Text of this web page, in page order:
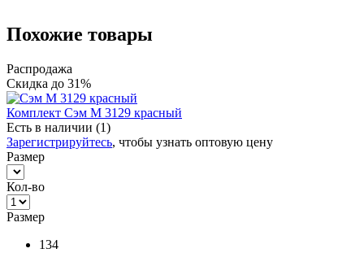
Похожие товары
Распродажа
Скидка до 31%
Комплект Сэм М 3129 красный
Есть в наличии (1)
Зарегистрируйтесь, чтобы узнать оптовую цену
Размер
Кол-во
Размер
134